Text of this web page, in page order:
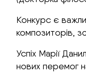
Конкурс є
композиторів,
Успіх Марії
нових перемог